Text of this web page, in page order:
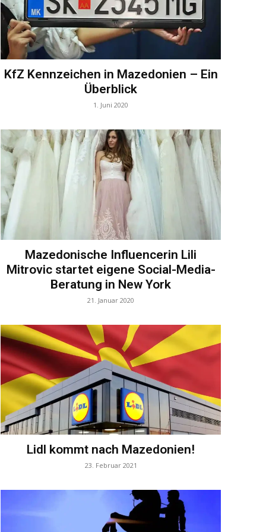
KfZ Kennzeichen in Mazedonien – Ein
Überblick
1. Juni 2020
Mazedonische Influencerin Lili
Mitrovic startet eigene Social-Media-
Beratung in New York
21. Januar 2020
Lidl kommt nach Mazedonien!
23. Februar 2021